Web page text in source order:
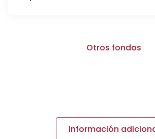
Otros fondos
Información